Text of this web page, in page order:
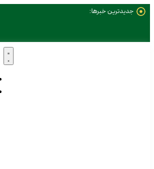
جدیدترین خبرها: